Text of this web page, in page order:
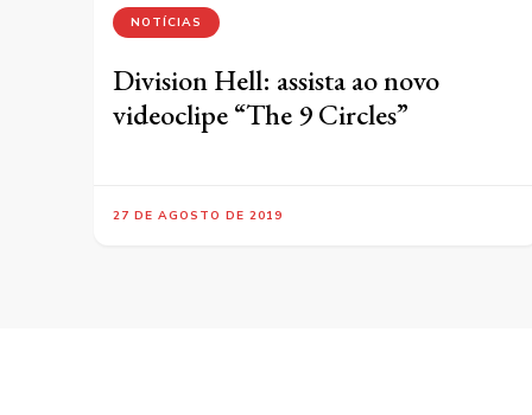
NOTÍCIAS
Division Hell: assista ao novo
videoclipe “The 9 Circles”
27 DE AGOSTO DE 2019